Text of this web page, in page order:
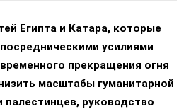
Египта и Катара, которые
усилиями
прекращения огня
масштабы гуманитарной
руководство